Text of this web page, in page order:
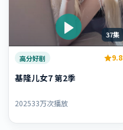
37集
高分好剧 9.8
基隆儿女7 第2季
202533万次播放